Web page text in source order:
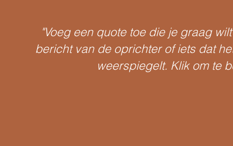
"Voeg een quote toe die je graag
bericht van de oprichter of iets dat
weerspiegelt. Klik om te